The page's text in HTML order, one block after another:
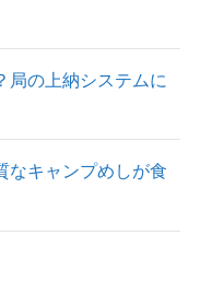
局の上納システムに
なキャンプめしが食